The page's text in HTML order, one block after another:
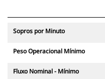
Sopros por Minuto
Peso Operacional Mínimo
Fluxo Nominal - Mínimo